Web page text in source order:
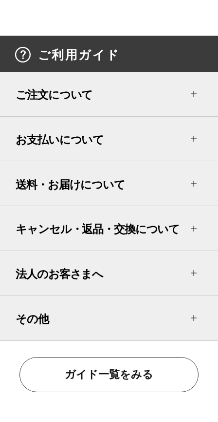
ご利用ガイド
ご注文について
お支払いについて
送料・お届けについて
キャンセル・返品・交換について
法人のお客さまへ
その他
ガイド一覧をみる